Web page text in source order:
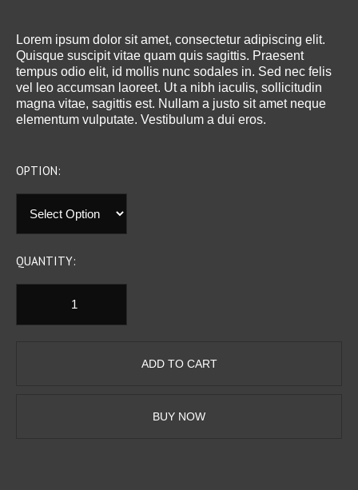
Lorem ipsum dolor sit amet, consectetur adipiscing elit.
Quisque suscipit vitae quam quis sagittis. Praesent
tempus odio elit, id mollis nunc sodales in. Sed nec felis
vel leo accumsan laoreet. Ut a nibh iaculis, sollicitudin
magna vitae, sagittis est. Nullam a justo sit amet neque
elementum vulputate. Vestibulum a dui eros.
OPTION:
QUANTITY:
BUY NOW